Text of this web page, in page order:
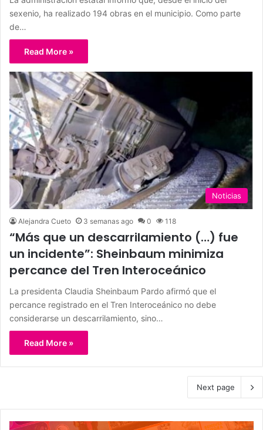
sexenio, ha realizado 194 obras en el municipio. Como parte
de…
Read More »
Noticias
Alejandra Cueto 3 semanas ago 0 118
“Más que un descarrilamiento (…) fue
un incidente”: Sheinbaum minimiza
percance del Tren Interoceánico
La presidenta Claudia Sheinbaum Pardo afirmó que el
percance registrado en el Tren Interoceánico no debe
considerarse un descarrilamiento, sino…
Read More »
Next page